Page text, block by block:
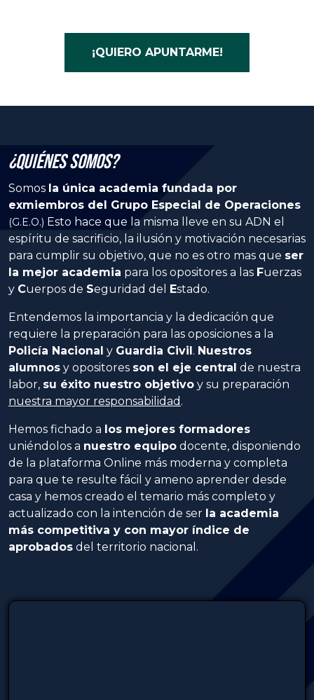
¡QUIERO APUNTARME!
¿Quiénes Somos?
Somos la única academia fundada por
exmiembros del Grupo Especial de Operaciones
(G.E.O.) Esto hace que la misma lleve en su ADN el
espíritu de sacrificio, la ilusión y motivación necesarias
para cumplir su objetivo, que no es otro mas que ser
la mejor academia para los opositores a las
Fuerzas
y
Cuerpos de Seguridad del Estado.
Entendemos la importancia y la dedicación que
requiere la preparación para las oposiciones a la
Policía Nacional y Guardia Civil . Nuestros
alumnos y opositores son el eje central de nuestra
labor, su éxito nuestro objetivo y su preparación
nuestra mayor responsabilidad .
Hemos fichado a los mejores formadores
uniéndolos a nuestro equipo docente, disponiendo
de la plataforma Online más moderna y completa
para que te resulte fácil y ameno aprender desde
casa y hemos creado el temario más completo y
actualizado con la intención de ser la academia
más competitiva y con mayor índice de
aprobados del territorio nacional.